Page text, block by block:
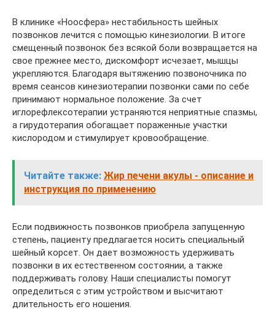
В клинике «Ноосфера» нестабильность шейных
позвонков лечится с помощью кинезиологии. В итоге
смещенный позвонок без всякой боли возвращается на
свое прежнее место, дискомфорт исчезает, мышцы
укрепляются. Благодаря вытяжению позвоночника по
время сеансов кинезиотерапии позвонки сами по себе
принимают нормальное положение. За счет
иглорефлексотерапии устраняются неприятные спазмы,
а гирудотерапия обогащает пораженные участки
кислородом и стимулирует кровообращение.
Читайте также: Жир печени акулы - описание и
инструкция по применению
Если подвижность позвонков приобрела запущенную
степень, пациенту предлагается носить специальный
шейный корсет. Он дает возможность удерживать
позвонки в их естественном состоянии, а также
поддерживать голову. Наши специалисты помогут
определиться с этим устройством и высчитают
длительность его ношения.